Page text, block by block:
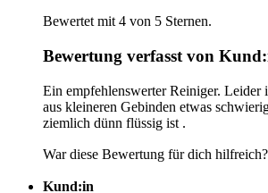
Bewertet mit 4 von 5 Sternen.
Bewertung verfasst von
Ein empfehlenswerter Reiniger. Leider
aus kleineren Gebinden etwas
ziemlich dünn flüssig ist .
War diese Bewertung für dich hilfreich?
Kund:in